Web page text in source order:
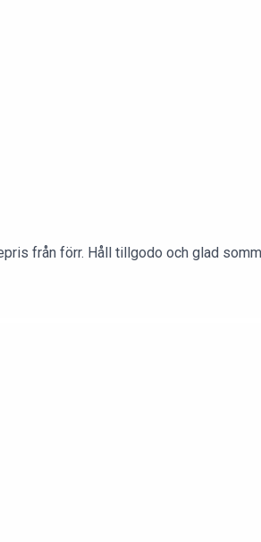
från förr. Håll tillgodo och glad